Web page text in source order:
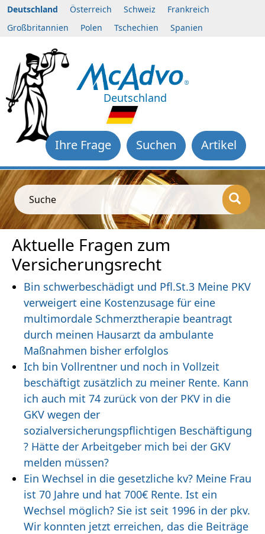
Deutschland Österreich Schweiz
Frankreich
Großbritannien
Polen Tschechien Spanien
Deutschland
Artikel
Suchen
Ihre Frage
Suche
Aktuelle Fragen zum
Versicherungsrecht
Bin schwerbeschädigt und Pfl.St.3 Meine PKV
verweigert eine Kostenzusage für eine
multimordale Schmerztherapie beantragt
durch meinen Hausarzt da ambulante
Maßnahmen bisher erfolglos
Ich bin Vollrentner und noch in Vollzeit
beschäftigt zusätzlich zu meiner Rente. Kann
ich auch mit 74 zurück von der PKV in die
GKV wegen der
sozialversicherungspflichtigen Beschäftigung
? Hätte der Arbeitgeber mich bei der GKV
melden müssen?
Ein Wechsel in die gesetzliche kv? Meine Frau
ist 70 Jahre und hat 700€ Rente. Ist ein
Wechsel möglich? Sie ist seit 1996 in der pkv.
Wir konnten jetzt erreichen, das die Beiträge